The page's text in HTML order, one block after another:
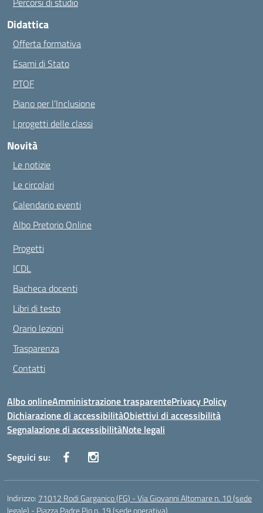
Didattica
Offerta formativa
Esami di Stato
PTOF
Piano per l’Inclusione
I progetti delle classi
Novità
Le notizie
Le circolari
Calendario eventi
Albo Pretorio Online
Progetti
ICDL
Bacheca docenti
Libri di testo
Orario lezioni
Trasparenza
Contatti
Albo onlineAmministrazione trasparentePrivacy Policy
Dichiarazione di accessibilitàObiettivi di accessibilità
Segnalazione di accessibilitàNote legali
Seguici su:
Indirizzo: 71012 Rodi Garganico (FG) - Via Giovanni Altomare n. 10 (sede
legale) - Piazza Padre Pio n. 19 (sede operativa)